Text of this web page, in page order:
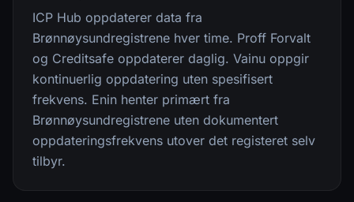
ICP Hub oppdaterer data fra
Brønnøysundregistrene hver time. Proff Forvalt
og Creditsafe oppdaterer daglig. Vainu oppgir
kontinuerlig oppdatering uten spesifisert
frekvens. Enin henter primært fra
Brønnøysundregistrene uten dokumentert
oppdateringsfrekvens utover det registeret selv
tilbyr.